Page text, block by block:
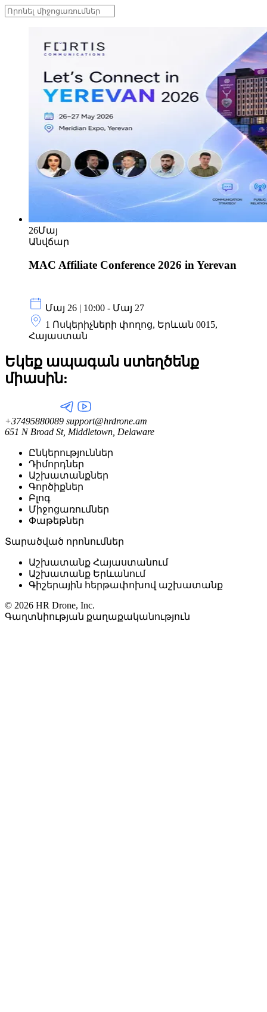
26Մայ
Անվճար
MAC Affiliate Conference 2026 in Yerevan
Մայ 26 | 10:00 - Մայ 27
1 Ոսկերիչների փողոց, Երևան 0015,
Հայաստան
Եկեք ապագան ստեղծենք
միասին:
+37495880089 support@hrdrone.am
651 N Broad St, Middletown, Delaware
Ընկերություններ
Դիմորդներ
Աշխատանքներ
Գործիքներ
Բլոգ
Միջոցառումներ
Փաթեթներ
Տարածված որոնումներ
Աշխատանք Հայաստանում
Աշխատանք Երևանում
Գիշերային հերթափոխով աշխատանք
© 2026 HR Drone, Inc.
Գաղտնիության քաղաքականություն